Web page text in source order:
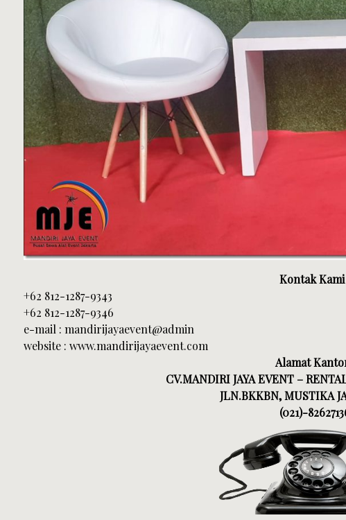
Kontak
+62 812-1287-9343
+62 812-1287-9346
e-mail : mandirijayaevent@admin
website : www.mandirijayaevent.com
Alamat
CV.MANDIRI JAYA EVENT –
JLN.BKKBN, MUSTIKA
(021)-